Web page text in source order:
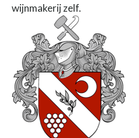
wijnmakerij zelf.